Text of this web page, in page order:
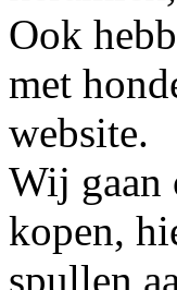
Ook
met
website.
Wij gaan
kopen,
spullen